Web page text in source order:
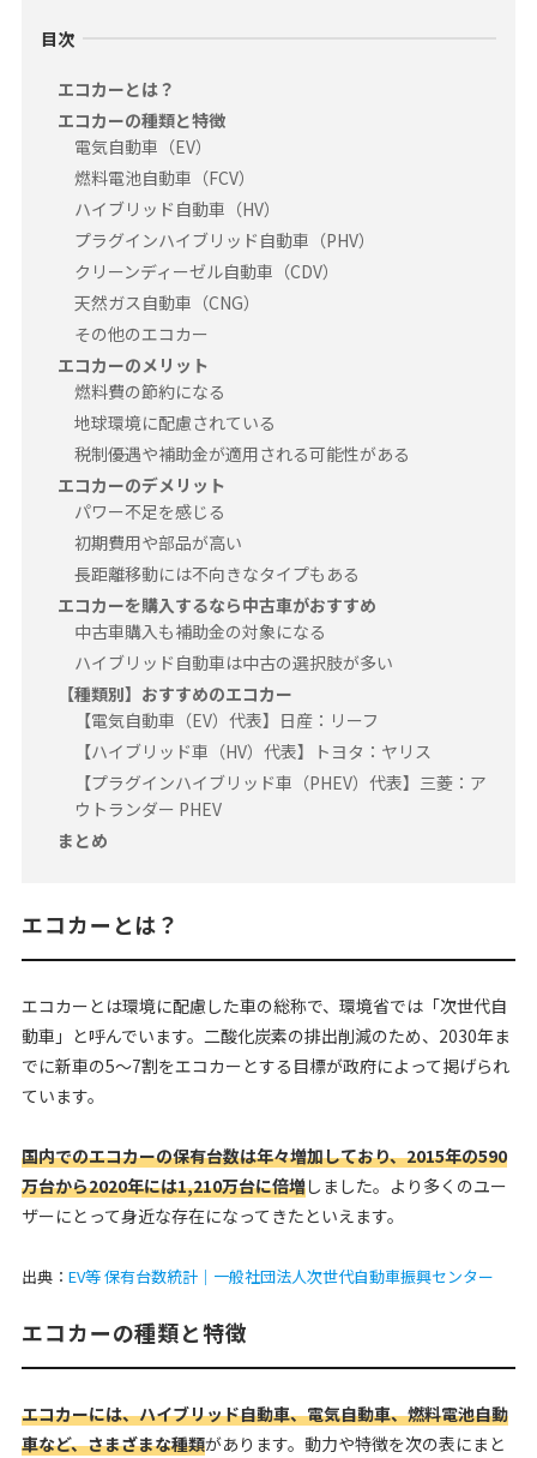
目次
エコカーとは？
エコカーの種類と特徴
電気自動車（EV）
燃料電池自動車（FCV）
ハイブリッド自動車（HV）
プラグインハイブリッド自動車（PHV）
クリーンディーゼル自動車（CDV）
天然ガス自動車（CNG）
その他のエコカー
エコカーのメリット
燃料費の節約になる
地球環境に配慮されている
税制優遇や補助金が適用される可能性がある
エコカーのデメリット
パワー不足を感じる
初期費用や部品が高い
長距離移動には不向きなタイプもある
エコカーを購入するなら中古車がおすすめ
中古車購入も補助金の対象になる
ハイブリッド自動車は中古の選択肢が多い
【種類別】おすすめのエコカー
【電気自動車（EV）代表】日産：リーフ
【ハイブリッド車（HV）代表】トヨタ：ヤリス
【プラグインハイブリッド車（PHEV）代表】三菱：ア
ウトランダー PHEV
まとめ
エコカーとは？
エコカーとは環境に配慮した車の総称で、環境省では「次世代自
動車」と呼んでいます。二酸化炭素の排出削減のため、2030年ま
でに新車の5～7割をエコカーとする目標が政府によって掲げられ
ています。
国内でのエコカーの保有台数は年々増加しており、2015年の590
万台から2020年には1,210万台に倍増しました。より多くのユー
ザーにとって身近な存在になってきたといえます。
出典： EV等 保有台数統計｜一般社団法人次世代自動車振興センター
エコカーの種類と特徴
エコカーには、ハイブリッド自動車、電気自動車、燃料電池自動
車など、さまざまな種類があります。動力や特徴を次の表にまと